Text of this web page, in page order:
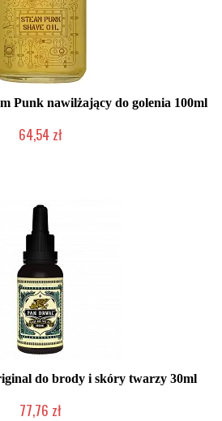
Punk nawilżający do golenia 100ml
64,54 zł
do brody i skóry twarzy 30ml
77,76 zł